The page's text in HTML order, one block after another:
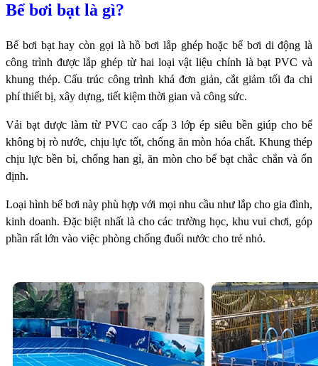
Bể bơi bạt là gì?
Bể bơi bạt hay còn gọi là hồ bơi lắp ghép hoặc bể bơi di động là
công trình được lắp ghép từ hai loại vật liệu chính là bạt PVC và
khung thép. Cấu trúc công trình khá đơn giản, cắt giảm tối đa chi
phí thiết bị, xây dựng, tiết kiệm thời gian và công sức.
Vải bạt được làm từ PVC cao cấp 3 lớp ép siêu bền giúp cho bể
không bị rò nước, chịu lực tốt, chống ăn mòn hóa chất. Khung thép
chịu lực bền bỉ, chống han gỉ, ăn mòn cho bể bạt chắc chắn và ổn
định.
Loại hình bể bơi này phù hợp với mọi nhu cầu như lắp cho gia đình,
kinh doanh. Đặc biệt nhất là cho các trường học, khu vui chơi, góp
phần rất lớn vào việc phòng chống đuối nước cho trẻ nhỏ.